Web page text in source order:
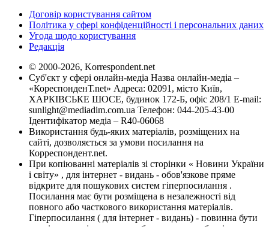
Договір користування сайтом
Політика у сфері конфіденційності і персональних даних
Угода щодо користування
Редакція
© 2000-2026, Korrespondent.net
Суб'єкт у сфері онлайн-медіа Назва онлайн-медіа –
«КореспонденТ.net» Адреса: 02091, місто Київ,
ХАРКІВСЬКЕ ШОСЕ, будинок 172-Б, офіс 208/1 E-mail:
sunlight@mediadim.com.ua Телефон: 044-205-43-00
Ідентифікатор медіа – R40-06068
Використання будь-яких матеріалів, розміщених на
сайті, дозволяється за умови посилання на
Корреспондент.net.
При копіюванні матеріалів зі сторінки « Новини України
і світу» , для інтернет - видань - обов'язкове пряме
відкрите для пошукових систем гіперпосилання .
Посилання має бути розміщена в незалежності від
повного або часткового використання матеріалів.
Гіперпосилання ( для інтернет - видань) - повинна бути